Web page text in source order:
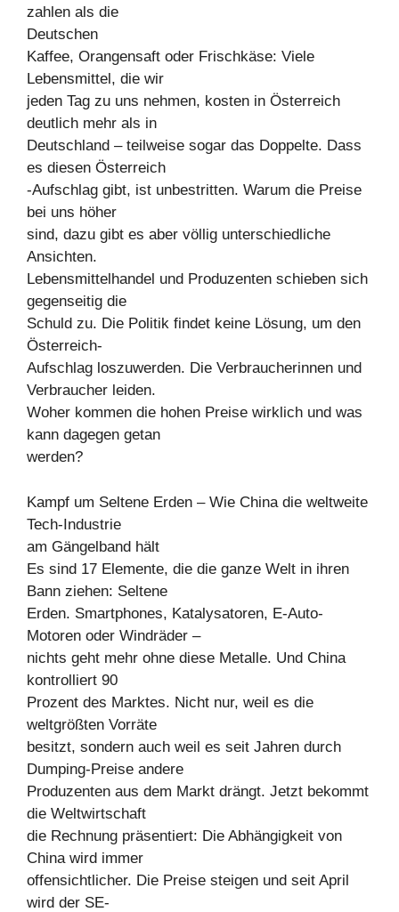
zahlen als die
Deutschen
Kaffee, Orangensaft oder Frischkäse: Viele
Lebensmittel, die wir
jeden Tag zu uns nehmen, kosten in Österreich
deutlich mehr als in
Deutschland – teilweise sogar das Doppelte. Dass
es diesen Österreich
-Aufschlag gibt, ist unbestritten. Warum die Preise
bei uns höher
sind, dazu gibt es aber völlig unterschiedliche
Ansichten.
Lebensmittelhandel und Produzenten schieben sich
gegenseitig die
Schuld zu. Die Politik findet keine Lösung, um den
Österreich-
Aufschlag loszuwerden. Die Verbraucherinnen und
Verbraucher leiden.
Woher kommen die hohen Preise wirklich und was
kann dagegen getan
werden?
Kampf um Seltene Erden – Wie China die weltweite
Tech-Industrie
am Gängelband hält
Es sind 17 Elemente, die die ganze Welt in ihren
Bann ziehen: Seltene
Erden. Smartphones, Katalysatoren, E-Auto-
Motoren oder Windräder –
nichts geht mehr ohne diese Metalle. Und China
kontrolliert 90
Prozent des Marktes. Nicht nur, weil es die
weltgrößten Vorräte
besitzt, sondern auch weil es seit Jahren durch
Dumping-Preise andere
Produzenten aus dem Markt drängt. Jetzt bekommt
die Weltwirtschaft
die Rechnung präsentiert: Die Abhängigkeit von
China wird immer
offensichtlicher. Die Preise steigen und seit April
wird der SE-